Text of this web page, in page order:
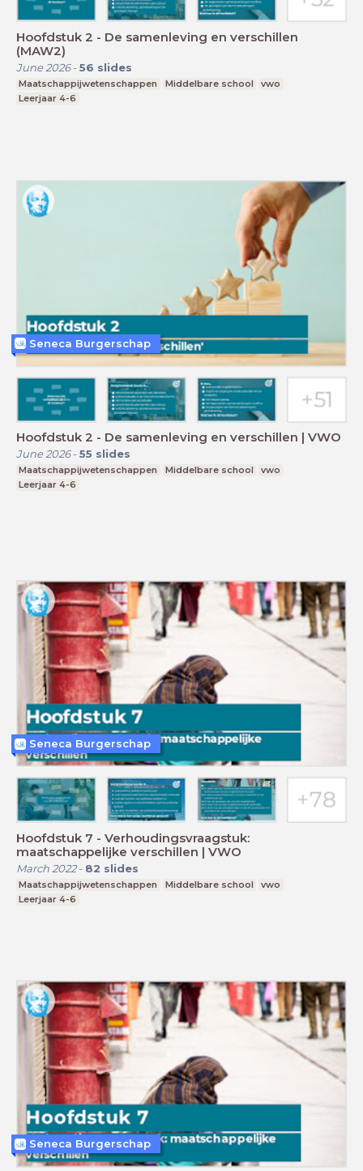
Hoofdstuk 2 - De samenleving en verschillen
(MAW2)
June 2026- 56 slides
Maatschappijwetenschappen Middelbare school
vwo
Leerjaar 4-6
Hoofdstuk 2 - De samenleving en verschillen | VWO
June 2026- 55 slides
Maatschappijwetenschappen Middelbare school
vwo
Leerjaar 4-6
Seneca Burgerschap
Hoofdstuk 7 - Verhoudingsvraagstuk:
maatschappelijke verschillen | VWO
March 2022- 82 slides
Maatschappijwetenschappen Middelbare school
vwo
Leerjaar 4-6
Seneca Burgerschap
Seneca Burgerschap